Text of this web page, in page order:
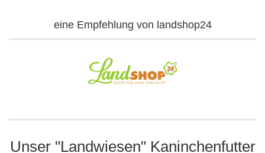
eine Empfehlung von landshop24
Unser "Landwiesen" Kaninchenfutter